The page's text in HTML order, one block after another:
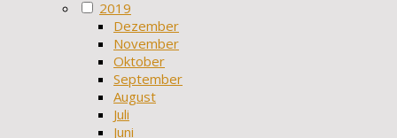
2019
Dezember
November
Oktober
September
August
Juli
Juni